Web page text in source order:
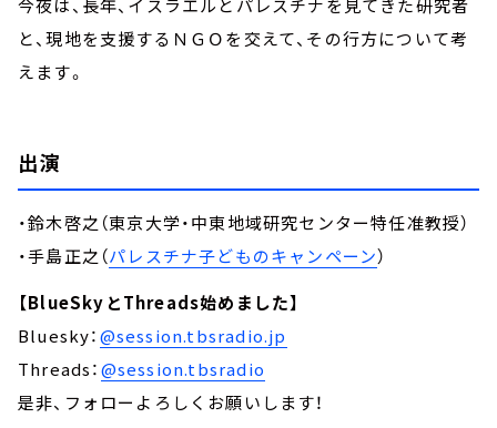
今夜は、長年、イスラエルとパレスチナを見てきた研究者
と、現地を支援するＮＧＯを交えて、その行方について考
えます。
出演
・鈴木啓之（東京大学・中東地域研究センター特任准教授）
・手島正之（パレスチナ子どものキャンペーン）
【BlueSkyとThreads始めました】
Bluesky：@session.tbsradio.jp
Threads：@session.tbsradio
是非、フォローよろしくお願いします！